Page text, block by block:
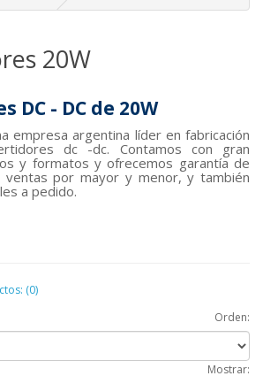
20W
DC - DC de 20W
empresa argentina líder en fabricación
dc -dc. Contamos con gran
y formatos y ofrecemos garantía de
ventas por mayor y menor, y también
a pedido.
(0)
Orden:
Mostrar: